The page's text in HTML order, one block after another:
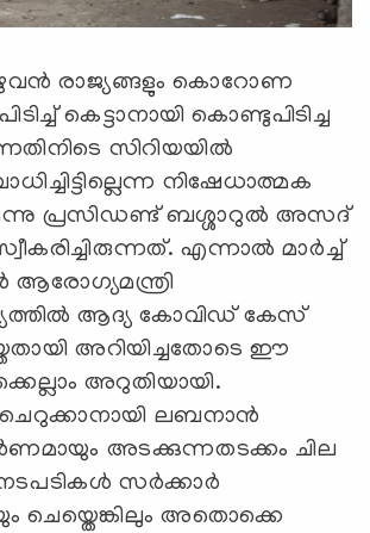
രാജ്യങ്ങളും കൊറോണ
കെട്ടാനായി കൊണ്ടുപിടിച്ച
സിറിയയിൽ
നിഷേധാത്മക
പ്രസിഡണ്ട് ബശ്ശാറുൽ അസദ്
എന്നാൽ മാർച്ച്
ആരോഗ്യമന്ത്രി
ആദ്യ കോവിഡ് കേസ്
അറിയിച്ചതോടെ ഈ
അറുതിയായി.
ലബനാൻ
അടക്കുന്നതടക്കം ചില
നടപടികൾ സർക്കാർ
ചെയ്തെങ്കിലും അതൊക്കെ